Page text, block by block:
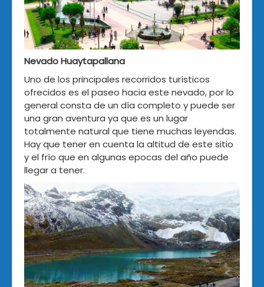
Nevado Huaytapallana
Uno de los principales recorridos turísticos
ofrecidos es el paseo hacia este nevado, por lo
general consta de un día completo y puede ser
una gran aventura ya que es un lugar
totalmente natural que tiene muchas leyendas.
Hay que tener en cuenta la altitud de este sitio
y el frío que en algunas epocas del año puede
llegar a tener.